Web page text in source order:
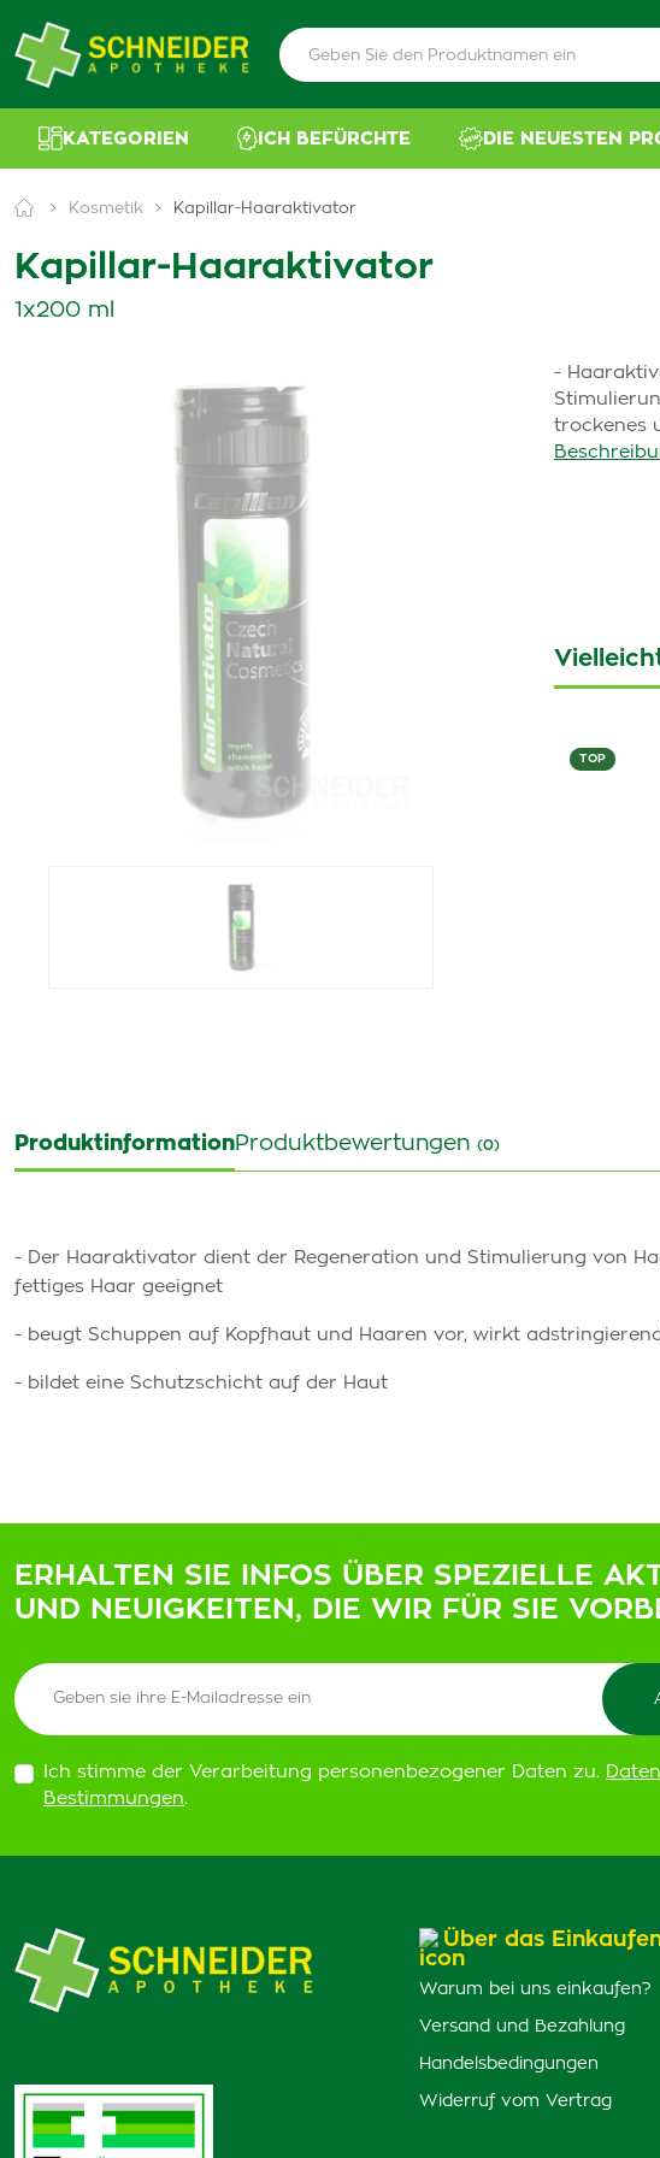
KATEGORIEN ICH BEFÜRCHTE DIE NEUESTEN
Kosmetik Kapillar-Haaraktivator
Kapillar-Haaraktivator
1x200 ml
-
trockenes
TOP
ProduktinformationProduktbewertungen (0)
- Der Haaraktivator dient der Regeneration und Stimulierung von
fettiges Haar geeignet
- beugt Schuppen auf Kopfhaut und Haaren vor, wirkt
- bildet eine Schutzschicht auf der Haut
ERHALTEN SIE INFOS ÜBER SPEZIELLE
UND NEUIGKEITEN, DIE WIR FÜR SIE
Ich stimme der Verarbeitung personenbezogener Daten zu.
Bestimmungen.
Über das
Warum bei uns einkaufen?
Versand und Bezahlung
Handelsbedingungen
Widerruf vom Vertrag